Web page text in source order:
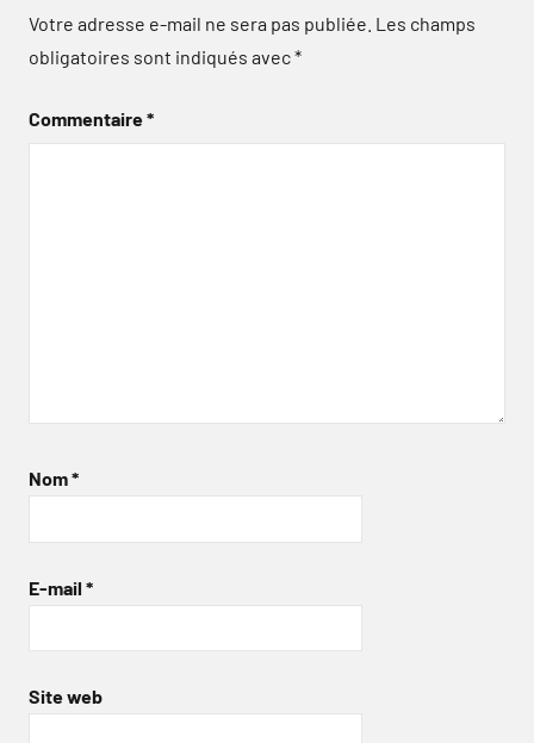
Votre adresse e-mail ne sera pas publiée. Les champs
obligatoires sont indiqués avec*
Commentaire*
Nom*
E-mail *
Site web